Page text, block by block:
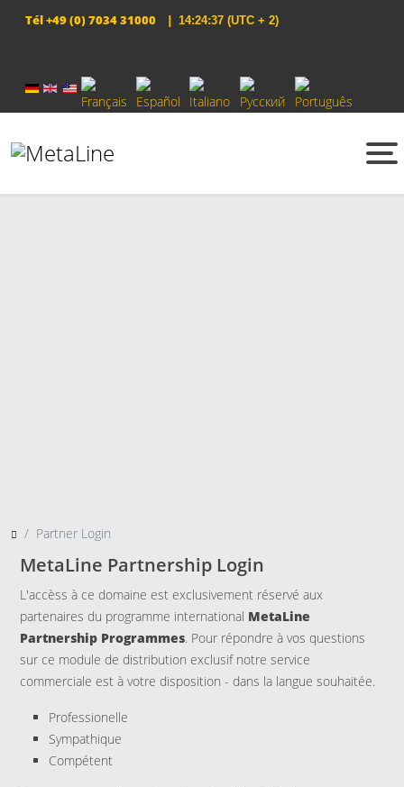
Tél+49 (0) 7034 31000 | 14:24:37 (UTC + 2)
Sélectionnez votre langue
Partner Login
MetaLine Partnership Login
L'accèss à ce domaine est exclusivement réservé aux
partenaires du programme international MetaLine
Partnership Programmes. Pour répondre à vos questions
sur ce module de distribution exclusif notre service
commerciale est à votre disposition - dans la langue souhaitée.
Professionelle
Sympathique
Compétent